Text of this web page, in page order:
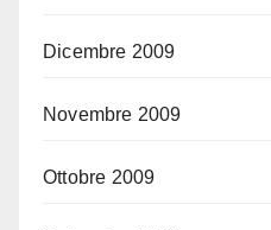
Dicembre 2009
Novembre 2009
Ottobre 2009